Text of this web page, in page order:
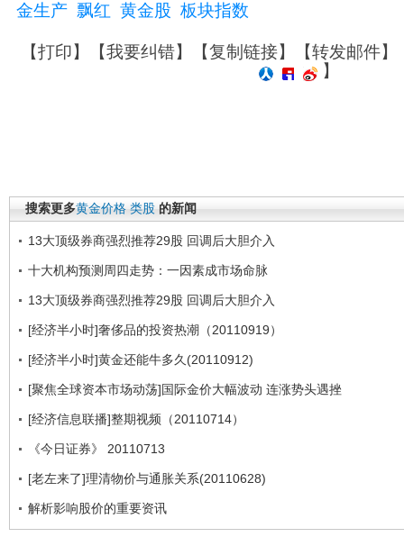
金生产 飘红 黄金股 板块指数
【打印】【我要纠错】【复制链接】【转发邮件】
】
搜索更多黄金价格 类股 的新闻
13大顶级券商强烈推荐29股 回调后大胆介入
十大机构预测周四走势：一因素成市场命脉
13大顶级券商强烈推荐29股 回调后大胆介入
[经济半小时]奢侈品的投资热潮（20110919）
[经济半小时]黄金还能牛多久(20110912)
[聚焦全球资本市场动荡]国际金价大幅波动 连涨势头遇挫
[经济信息联播]整期视频（20110714）
《今日证券》 20110713
[老左来了]理清物价与通胀关系(20110628)
解析影响股价的重要资讯